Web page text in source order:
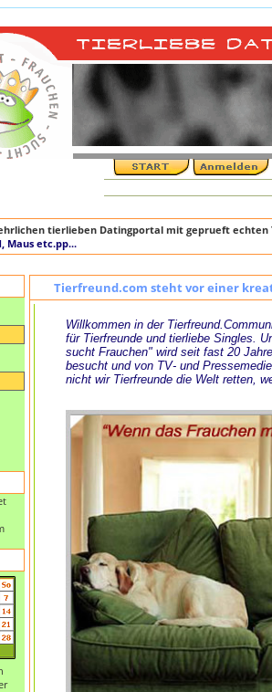
tierlieben Datingportal mit geprueft echten
Maus etc.pp...
Tierfreund.com steht vor einer
Willkommen in der
für Tierfreunde und tierliebe Singles.
sucht Frauchen" wird seit fast 20
besucht und von TV- und
nicht wir Tierfreunde die Welt retten,